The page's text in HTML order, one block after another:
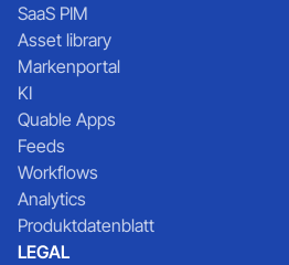
SaaS PIM
Asset library
Markenportal
KI
Quable Apps
Feeds
Workflows
Analytics
Produktdatenblatt
LEGAL